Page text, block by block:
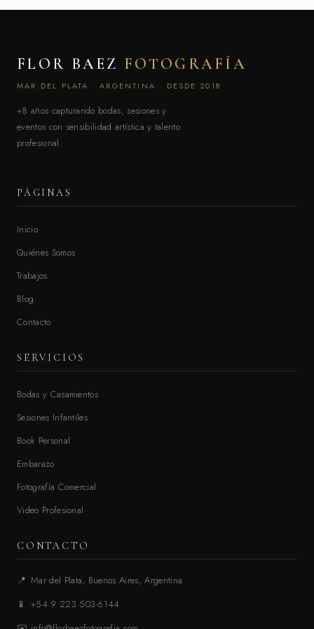
FLOR BAEZ FOTOGRAFÍA
MAR DEL PLATA · ARGENTINA · DESDE 2018
+8 años capturando bodas, sesiones y
eventos con sensibilidad artística y talento
profesional.
PÁGINAS
Inicio
Quiénes Somos
Trabajos
Blog
Contacto
SERVICIOS
Bodas y Casamientos
Sesiones Infantiles
Book Personal
Embarazo
Fotografía Comercial
Video Profesional
CONTACTO
📍 Mar del Plata, Buenos Aires, Argentina
📱
+54 9 223 503-6144